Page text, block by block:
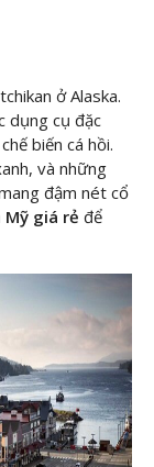
ở Alaska.
dụng cụ đặc
biến cá hồi.
và những
đậm nét cổ
giá rẻ để